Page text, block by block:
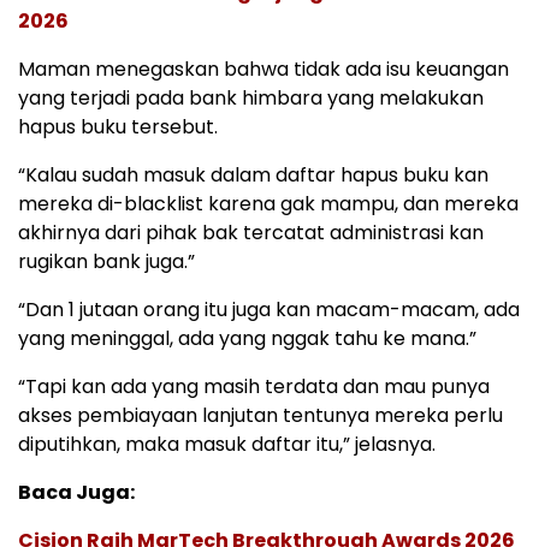
2026
Maman menegaskan bahwa tidak ada isu keuangan
yang terjadi pada bank himbara yang melakukan
hapus buku tersebut.
“Kalau sudah masuk dalam daftar hapus buku kan
mereka di-blacklist karena gak mampu, dan mereka
akhirnya dari pihak bak tercatat administrasi kan
rugikan bank juga.”
“Dan 1 jutaan orang itu juga kan macam-macam, ada
yang meninggal, ada yang nggak tahu ke mana.”
“Tapi kan ada yang masih terdata dan mau punya
akses pembiayaan lanjutan tentunya mereka perlu
diputihkan, maka masuk daftar itu,” jelasnya.
Baca Juga:
Cision Raih MarTech Breakthrough Awards 2026